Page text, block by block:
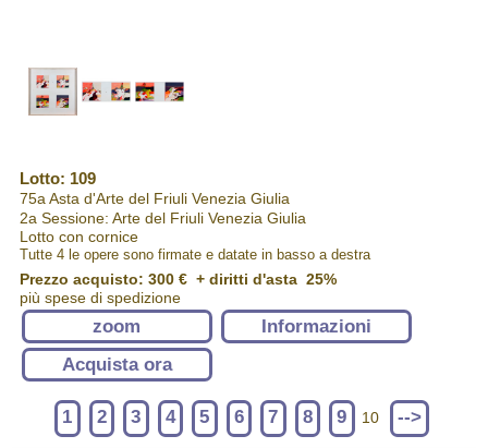
Lotto: 109
75a Asta d'Arte del Friuli Venezia Giulia
2a Sessione: Arte del Friuli Venezia Giulia
Lotto con cornice
Tutte 4 le opere sono firmate e datate in basso a destra
Prezzo acquisto: 300 €+ diritti d'asta 25%
più spese di spedizione
zoom
Informazioni
Acquista ora
1 2 3 4 5 6 7 8 9 10 -->